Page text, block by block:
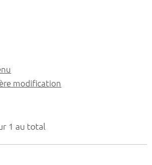
1 au total
modification